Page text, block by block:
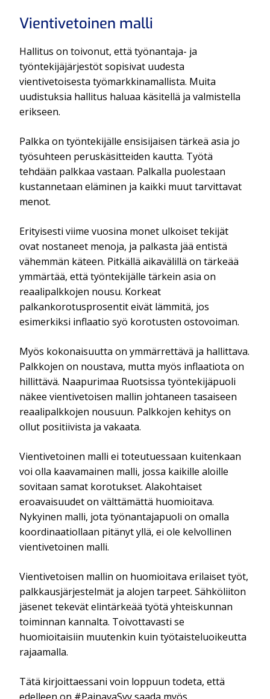
Vientivetoinen malli
Hallitus on toivonut, että työnantaja- ja
työntekijäjärjestöt sopisivat uudesta
vientivetoisesta työmarkkinamallista. Muita
uudistuksia hallitus haluaa käsitellä ja valmistella
erikseen.
Palkka on työntekijälle ensisijaisen tärkeä asia jo
työsuhteen peruskäsitteiden kautta. Työtä
tehdään palkkaa vastaan. Palkalla puolestaan
kustannetaan eläminen ja kaikki muut tarvittavat
menot.
Erityisesti viime vuosina monet ulkoiset tekijät
ovat nostaneet menoja, ja palkasta jää entistä
vähemmän käteen. Pitkällä aikavälillä on tärkeää
ymmärtää, että työntekijälle tärkein asia on
reaalipalkkojen nousu. Korkeat
palkankorotusprosentit eivät lämmitä, jos
esimerkiksi inflaatio syö korotusten ostovoiman.
Myös kokonaisuutta on ymmärrettävä ja hallittava.
Palkkojen on noustava, mutta myös inflaatiota on
hillittävä. Naapurimaa Ruotsissa työntekijäpuoli
näkee vientivetoisen mallin johtaneen tasaiseen
reaalipalkkojen nousuun. Palkkojen kehitys on
ollut positiivista ja vakaata.
Vientivetoinen malli ei toteutuessaan kuitenkaan
voi olla kaavamainen malli, jossa kaikille aloille
sovitaan samat korotukset. Alakohtaiset
eroavaisuudet on välttämättä huomioitava.
Nykyinen malli, jota työnantajapuoli on omalla
koordinaatiollaan pitänyt yllä, ei ole kelvollinen
vientivetoinen malli.
Vientivetoisen mallin on huomioitava erilaiset työt,
palkkausjärjestelmät ja alojen tarpeet. Sähköliiton
jäsenet tekevät elintärkeää työtä yhteiskunnan
toiminnan kannalta. Toivottavasti se
huomioitaisiin muutenkin kuin työtaisteluoikeutta
rajaamalla.
Tätä kirjoittaessani voin loppuun todeta, että